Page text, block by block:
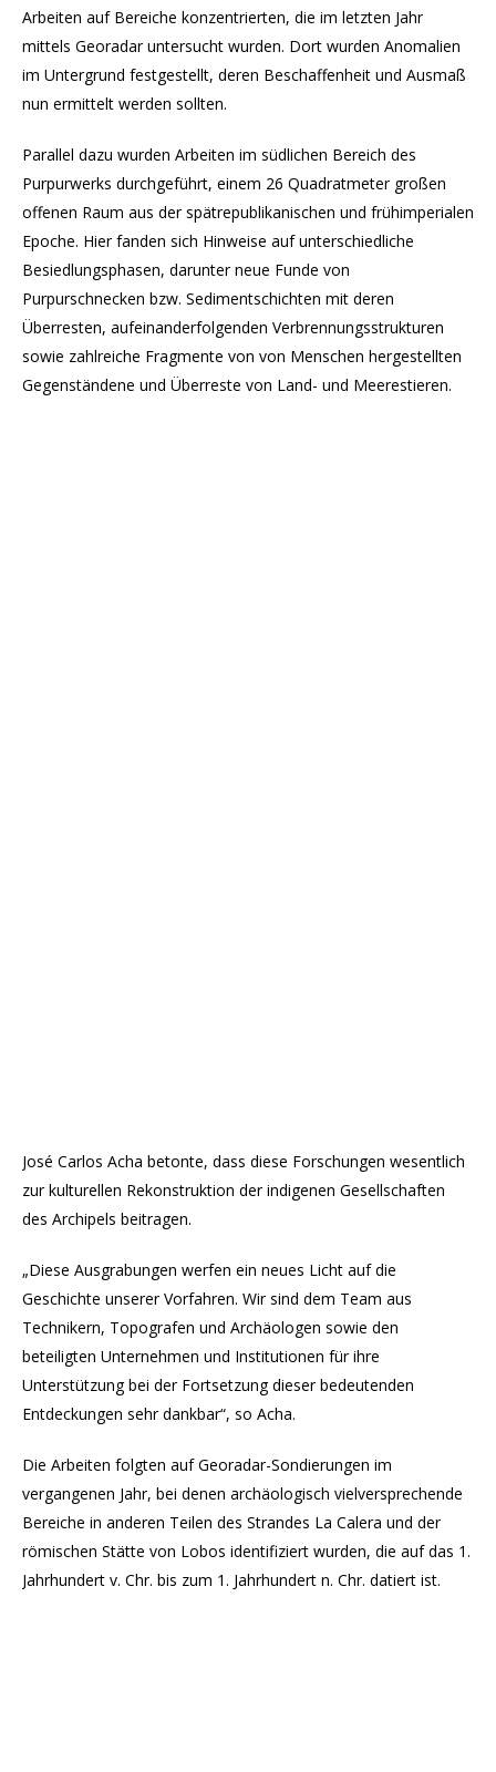
Arbeiten auf Bereiche konzentrierten, die im letzten Jahr
mittels Georadar untersucht wurden. Dort wurden Anomalien
im Untergrund festgestellt, deren Beschaffenheit und Ausmaß
nun ermittelt werden sollten.
Parallel dazu wurden Arbeiten im südlichen Bereich des
Purpurwerks durchgeführt, einem 26 Quadratmeter großen
offenen Raum aus der spätrepublikanischen und frühimperialen
Epoche. Hier fanden sich Hinweise auf unterschiedliche
Besiedlungsphasen, darunter neue Funde von
Purpurschnecken bzw. Sedimentschichten mit deren
Überresten, aufeinanderfolgenden Verbrennungsstrukturen
sowie zahlreiche Fragmente von von Menschen hergestellten
Gegenständene und Überreste von Land- und Meerestieren.
José Carlos Acha betonte, dass diese Forschungen wesentlich
zur kulturellen Rekonstruktion der indigenen Gesellschaften
des Archipels beitragen.
„Diese Ausgrabungen werfen ein neues Licht auf die
Geschichte unserer Vorfahren. Wir sind dem Team aus
Technikern, Topografen und Archäologen sowie den
beteiligten Unternehmen und Institutionen für ihre
Unterstützung bei der Fortsetzung dieser bedeutenden
Entdeckungen sehr dankbar“, so Acha.
Die Arbeiten folgten auf Georadar-Sondierungen im
vergangenen Jahr, bei denen archäologisch vielversprechende
Bereiche in anderen Teilen des Strandes La Calera und der
römischen Stätte von Lobos identifiziert wurden, die auf das 1.
Jahrhundert v. Chr. bis zum 1. Jahrhundert n. Chr. datiert ist.